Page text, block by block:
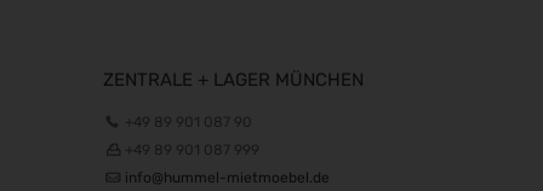
ZENTRALE + LAGER MÜNCHEN
+49 89 901 087 90
+49 89 901 087 999
info@hummel-mietmoebel.de